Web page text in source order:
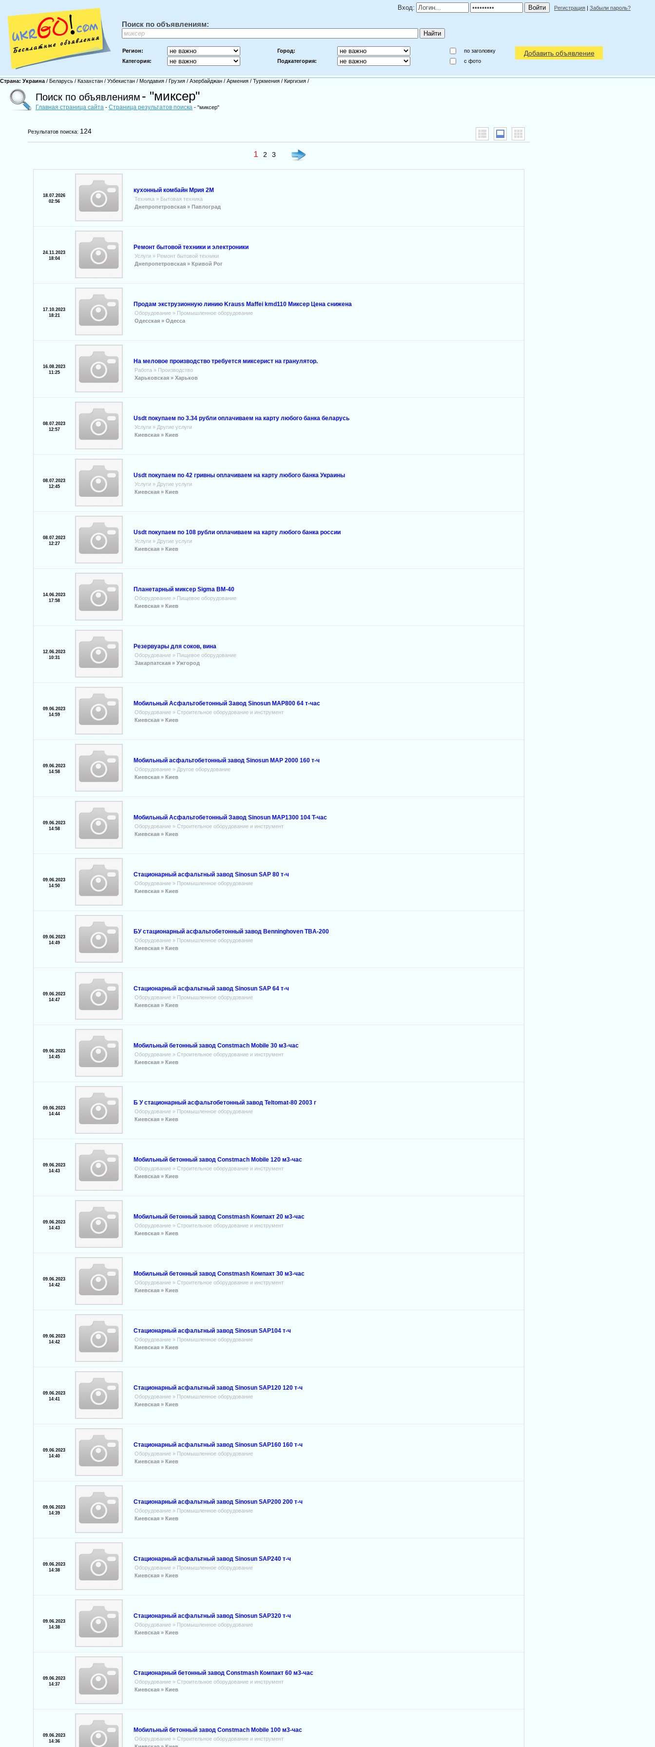
Вход: Регистрация | Забыли пароль?
Поиск по объявлениям:
Регион: Город:
по заголовку
Категория:
Подкатегория: c фото
Добавить объявление
Страна: Украина / Беларусь / Казахстан / Узбекистан / Молдавия / Грузия / Азербайджан / Армения / Туркмения / Киргизия /
Поиск по объявлениям - "миксер"
Главная страница сайта - Страница результатов поиска - "миксер"
Результатов поиска: 124
1 2 3
18.07.2026
02:56
кухонный комбайн Мрия 2М
Техника » Бытовая техника
Днепропетровская » Павлоград
24.11.2023
18:04
Ремонт бытовой техники и электроники
Услуги » Ремонт бытовой техники
Днепропетровская » Кривой Рог
17.10.2023
18:21
Продам экструзионную линию Krauss Maffei kmd110 Миксер Цена снижена
Оборудование » Промышленное оборудование
Одесская » Одесса
16.08.2023
11:25
На меловое производство требуется миксерист на гранулятор.
Работа » Производство
Харьковская » Харьков
08.07.2023
12:57
Usdt покупаем по 3.34 рубли оплачиваем на карту любого банка беларусь
Услуги » Другие услуги
Киевская » Киев
08.07.2023
12:45
Usdt покупаем по 42 гривны оплачиваем на карту любого банка Украины
Услуги » Другие услуги
Киевская » Киев
08.07.2023
12:27
Usdt покупаем по 108 рубли оплачиваем на карту любого банка россии
Услуги » Другие услуги
Киевская » Киев
14.06.2023
17:58
Планетарный миксер Sigma BM-40
Оборудование » Пищевое оборудование
Киевская » Киев
12.06.2023
10:31
Резервуары для соков, вина
Оборудование » Пищевое оборудование
Закарпатская » Ужгород
09.06.2023
14:59
Мобильный Асфальтобетонный Завод Sinosun MAP800 64 т-час
Оборудование » Строительное оборудование и инструмент
Киевская » Киев
09.06.2023
14:58
Мобильный асфальтобетонный завод Sinosun МАР 2000 160 т-ч
Оборудование » Другое оборудование
Киевская » Киев
09.06.2023
14:58
Мобильный Асфальтобетонный Завод Sinosun MAP1300 104 T-чаc
Оборудование » Строительное оборудование и инструмент
Киевская » Киев
09.06.2023
14:50
Стационарный асфальтный завод Sinosun SAP 80 т-ч
Оборудование » Промышленное оборудование
Киевская » Киев
09.06.2023
14:49
БУ стационарный асфальтобетонный завод Benninghoven TBA-200
Оборудование » Промышленное оборудование
Киевская » Киев
09.06.2023
14:47
Стационарный асфальтный завод Sinosun SAP 64 т-ч
Оборудование » Промышленное оборудование
Киевская » Киев
09.06.2023
14:45
Мобильный бетонный завод Constmach Mobile 30 м3-час
Оборудование » Строительное оборудование и инструмент
Киевская » Киев
09.06.2023
14:44
Б У стационарный асфальтобетонный завод Teltomat-80 2003 г
Оборудование » Промышленное оборудование
Киевская » Киев
09.06.2023
14:43
Мобильный бетонный завод Constmach Mobile 120 м3-час
Оборудование » Строительное оборудование и инструмент
Киевская » Киев
09.06.2023
14:43
Мобильный бетонный завод Constmash Компакт 20 м3-час
Оборудование » Строительное оборудование и инструмент
Киевская » Киев
09.06.2023
14:42
Мобильный бетонный завод Constmash Компакт 30 м3-час
Оборудование » Строительное оборудование и инструмент
Киевская » Киев
09.06.2023
14:42
Стационарный асфальтный завод Sinosun SAP104 т-ч
Оборудование » Промышленное оборудование
Киевская » Киев
09.06.2023
14:41
Стационарный асфальтный завод Sinosun SAP120 120 т-ч
Оборудование » Промышленное оборудование
Киевская » Киев
09.06.2023
14:40
Стационарный асфальтный завод Sinosun SAP160 160 т-ч
Оборудование » Промышленное оборудование
Киевская » Киев
09.06.2023
14:39
Стационарный асфальтный завод Sinosun SAP200 200 т-ч
Оборудование » Промышленное оборудование
Киевская » Киев
09.06.2023
14:38
Стационарный асфальтный завод Sinosun SAP240 т-ч
Оборудование » Промышленное оборудование
Киевская » Киев
09.06.2023
14:38
Стационарный асфальтный завод Sinosun SAP320 т-ч
Оборудование » Промышленное оборудование
Киевская » Киев
09.06.2023
14:37
Стационарный бетонный завод Constmash Компакт 60 м3-час
Оборудование » Строительное оборудование и инструмент
Киевская » Киев
09.06.2023
14:36
Мобильный бетонный завод Constmach Mobile 100 м3-час
Оборудование » Строительное оборудование и инструмент